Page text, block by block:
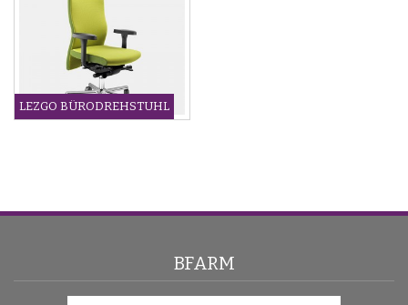
LEZGO BÜRODREHSTUHL
BFARM